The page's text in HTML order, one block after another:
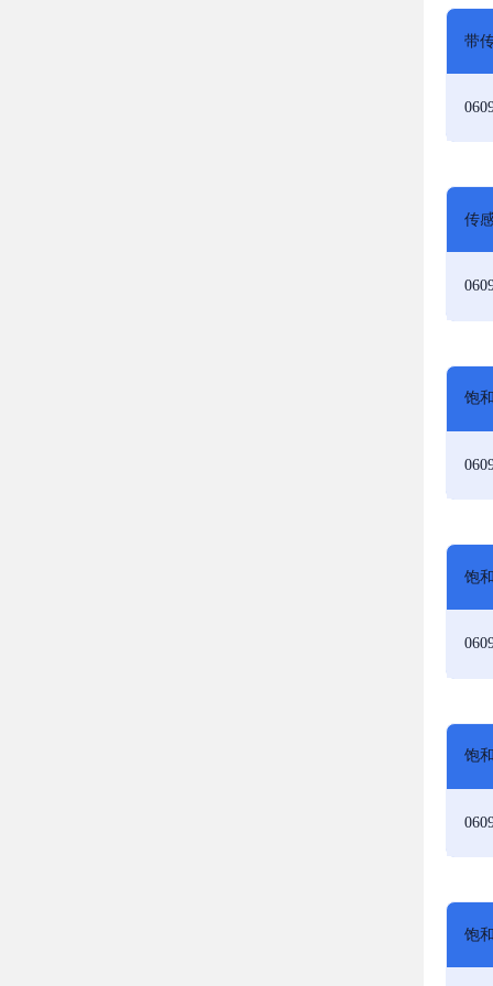
带
传
饱
饱
饱
饱